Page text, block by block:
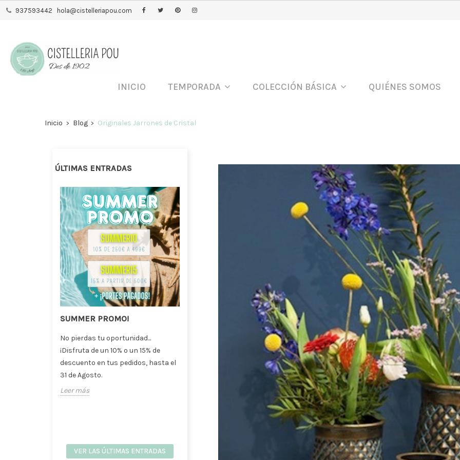
937593442 hola@cistelleriapou.com
INICIO TEMPORADA COLECCIÓN BÁSICA QUIÉNES SOMOS
Inicio Blog Originales Jarrones de Cristal
ÚLTIMAS ENTRADAS
SUMMER PROMO!
No pierdas tu oportunidad...
¡Disfruta de un 10% o un 15% de
descuento en tus pedidos, hasta el
31 de Agosto.
Leer más
Jarrón de Cerámica para
floristería. La Elegancia
Natural que Marca Tendencia
La decoración inspirada en la
naturaleza continúa siendo una de
las grandes protagonistas en
KENZAN o ARO FAKIR: LA
PERFECTA PARA ARREGLOS
FLORALES ELEGANTES
El kenzan o aro fakir podrás
hermosos , ligeros y singulares
arreglos florales en altura con
flores, ramitas y...
Leer más
VER LAS ÚLTIMAS ENTRADAS